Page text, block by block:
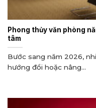
Phong thủy văn phòng
tâm
Bước sang năm 2026,
hướng đổi hoặc nâng...